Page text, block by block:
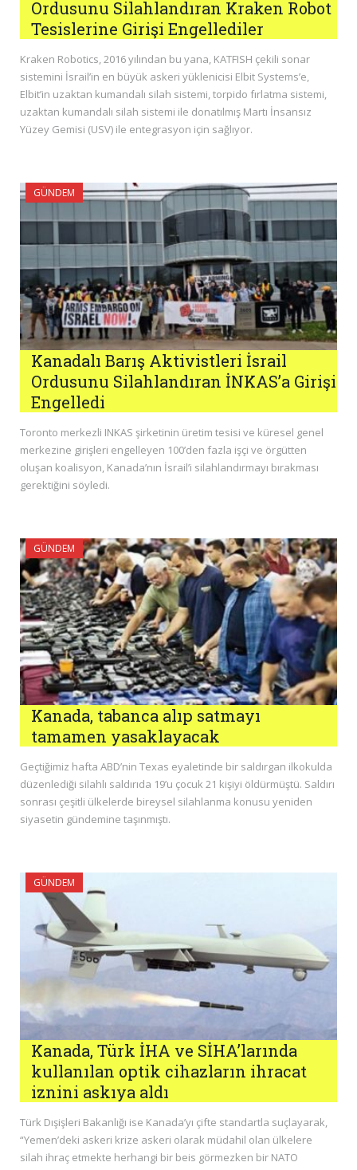
Ordusunu Silahlandıran Kraken Robot
Tesislerine Girişi Engellediler
Kraken Robotics, 2016 yılından bu yana, KATFISH çekili sonar
sistemini İsrail’in en büyük askeri yüklenicisi Elbit Systems’e,
Elbit’in uzaktan kumandalı silah sistemi, torpido fırlatma sistemi,
uzaktan kumandalı silah sistemi ile donatılmış Martı İnsansız
Yüzey Gemisi (USV) ile entegrasyon için sağlıyor.
GÜNDEM
Kanadalı Barış Aktivistleri İsrail
Ordusunu Silahlandıran İNKAS’a Girişi
Engelledi
Toronto merkezli INKAS şirketinin üretim tesisi ve küresel genel
merkezine girişleri engelleyen 100’den fazla işçi ve örgütten
oluşan koalisyon, Kanada’nın İsrail’i silahlandırmayı bırakması
gerektiğini söyledi.
GÜNDEM
Kanada, tabanca alıp satmayı
tamamen yasaklayacak
Geçtiğimiz hafta ABD’nin Texas eyaletinde bir saldırgan ilkokulda
düzenlediği silahlı saldırıda 19’u çocuk 21 kişiyi öldürmüştü. Saldırı
sonrası çeşitli ülkelerde bireysel silahlanma konusu yeniden
siyasetin gündemine taşınmıştı.
GÜNDEM
Kanada, Türk İHA ve SİHA’larında
kullanılan optik cihazların ihracat
iznini askıya aldı
Türk Dışişleri Bakanlığı ise Kanada’yı çifte standartla suçlayarak,
“Yemen’deki askeri krize askeri olarak müdahil olan ülkelere
silah ihraç etmekte herhangi bir beis görmezken bir NATO